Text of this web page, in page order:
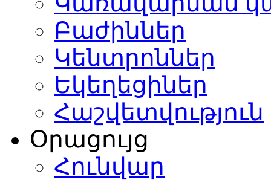
Բաժիններ
Կենտրոններ
Եկեղեցիներ
Հաշվետվություն
Օրացույց
Հունվար